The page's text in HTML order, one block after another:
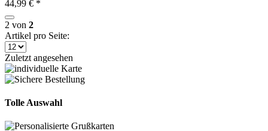
44,99 € *
2 von 2
Artikel pro Seite:
Zuletzt angesehen
Tolle Auswahl